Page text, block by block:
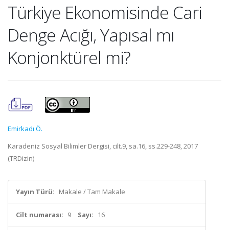
Türkiye Ekonomisinde Cari
Denge Acığı, Yapısal mı
Konjonktürel mi?
Emirkadı Ö.
Karadeniz Sosyal Bilimler Dergisi, cilt.9, sa.16, ss.229-248, 2017
(TRDizin)
Yayın Türü: Makale / Tam Makale
Cilt numarası: 9 Sayı: 16